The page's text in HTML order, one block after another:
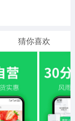
绝地求生
700款应用
猜你喜欢